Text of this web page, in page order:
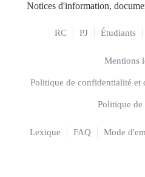
Notices d'information,
RC PJ Étudiants
Mentions
Politique de confidentialité et
Politique de
Lexique FAQ Mode